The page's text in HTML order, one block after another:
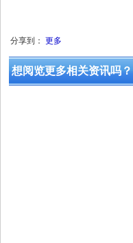
分享到： 更多
想阅览更多相关资讯吗？